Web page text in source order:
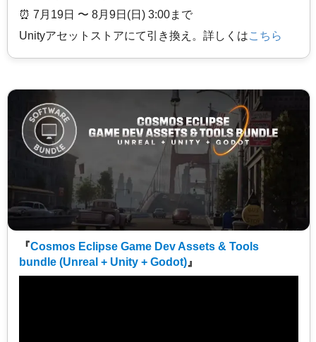
⏰️ 7月19日 〜 8月9日(日) 3:00まで
Unityアセットストアにて引き換え。詳しくはこちら
『Cosmos Eclipse Game Dev Assets & Tools
bundle (Unreal + Unity + Godot) 』